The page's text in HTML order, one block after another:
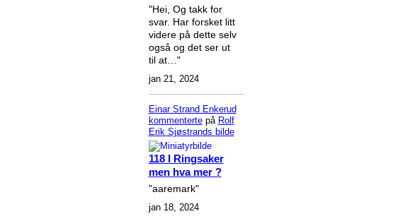
"Hei, Og takk for
svar. Har forsket litt
videre på dette selv
også og det ser ut
til at…"
jan 21, 2024
Einar Strand Enkerud
kommentertepå Rolf
Erik Sjøstrands bilde
118 I Ringsaker
men hva mer ?
"aaremark"
jan 18, 2024